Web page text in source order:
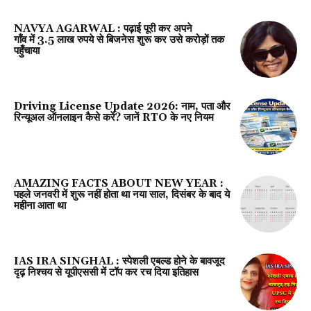
NAVYA AGARWAL : पढ़ाई पूरी कर अपने
गॉंव में 3.5 लाख रुपये से बिजनेस शुरू कर उसे करोड़ों तक
पहुँचाया
Driving License Update 2026: नाम, पता और
रिन्यूअल ऑनलाइन कैसे करें? जानें RTO के नए नियम
AMAZING FACTS ABOUT NEW YEAR :
पहले जनवरी में शुरू नहीं होता था नया साल, दिसंबर के बाद ये
महीना आता था
IAS IRA SINGHAL : स्पेशली एबल्ड होने के बावजूद
दृढ़ निश्चय से यूपीएससी में टॉप कर रच दिया इतिहास